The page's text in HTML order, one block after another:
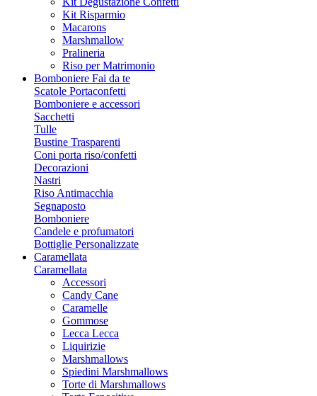
Kit Risparmio
Macarons
Marshmallow
Pralineria
Riso per Matrimonio
Bomboniere Fai da te
Scatole Portaconfetti
Bomboniere e accessori
Sacchetti
Tulle
Bustine Trasparenti
Coni porta riso/confetti
Decorazioni
Nastri
Riso Antimacchia
Segnaposto
Bomboniere
Candele e profumatori
Bottiglie Personalizzate
Caramellata
Caramellata
Accessori
Candy Cane
Caramelle
Gommose
Lecca Lecca
Liquirizie
Marshmallows
Spiedini Marshmallows
Torte di Marshmallows